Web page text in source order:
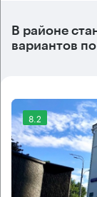
В районе
вариантов
8.2